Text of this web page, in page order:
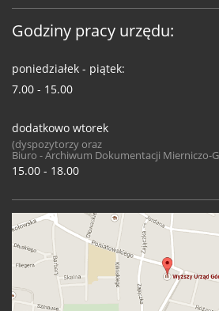
Godziny pracy urzędu:
poniedziałek - piątek:
7.00 - 15.00
dodatkowo wtorek
(dyspozytorzy oraz
Biuro - Archiwum Dokumentacji Mierniczo-
15.00 - 18.00